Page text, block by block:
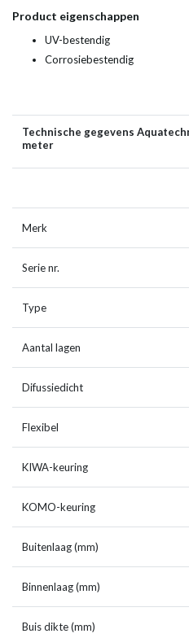
Product eigenschappen
UV-bestendig
Corrosiebestendig
Technische gegevens
meter
Merk
Serie nr.
Type
Aantal lagen
Difussiedicht
Flexibel
KIWA-keuring
KOMO-keuring
Buitenlaag (mm)
Binnenlaag (mm)
Buis dikte (mm)